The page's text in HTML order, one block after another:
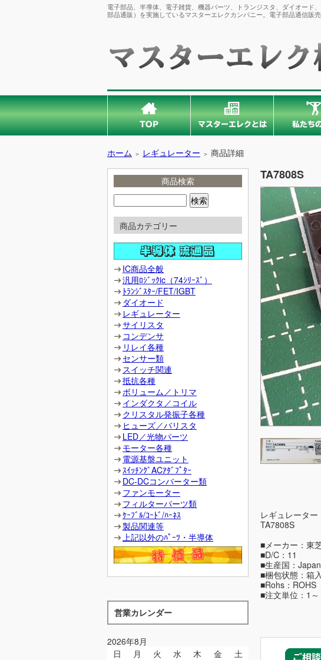
電子部品、半導体、電子雑貨、機器パーツ、トランジスタ、ダイオー
部品通販）を実施しているマスターエレクカンパニー。電子部品通信販
ホーム ＞ レギュレーター ＞ 商品詳細
商品検索
商品カテゴリー
IC商品全般
汎用ﾛｼﾞｯｸic（74ｼﾘｰｽﾞ）
ﾄﾗﾝｼﾞｽﾀｰ/FET/IGBT
ダイオード
レギュレーター
サイリスタ
コンデンサ
リレイ各種
センサー類
スイッチ関連
抵抗各種
ボリューム／トリマ
インダクタ／コイル
クリスタル発振子各種
ヒューズ／バリスタ
LED／光物パーツ
モーター各種
電源基盤ユニット
ｽｲｯﾁﾝｸﾞACｱﾀﾞﾌﾟﾀｰ
DC-DCコンバーター類
ファンモーター
フィルターパーツ類
ｹｰﾌﾞﾙ/ｺｰﾄﾞ/ﾊｰﾈｽ
製品関連等
上記以外のﾊﾟｰﾂ・半導体
営業カレンダー
2026年8月
日
月 火 水 木 金
土
TA7808S
レギュレーター
TA7808S
■メーカー：東
■D/C：11
■生産国：Japan
■梱包状態：箱入
■Rohs：ROHS
■注文単位：1～